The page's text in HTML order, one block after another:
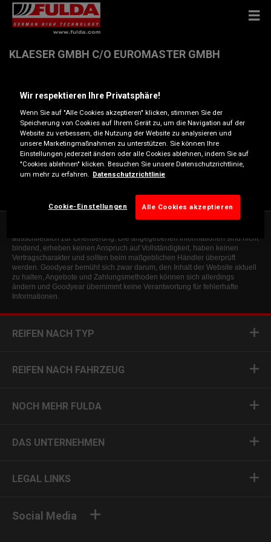
KLAESER GMBH C/O EUROMASTER GMBH
Willy-Brandt-Ring 10 , 49808 LINGEN
Anfahrtsbeschreibung
Telefonnummer anzeigen
ausschließlich zur Orientierung. Die angegebenen Informationen sind nicht
bindend, erheben keinen Anspruch auf Vollständigkeit, haben keinen
Vertragscharakter und sollten beim maßgeblichen Händler überprüft
werden. Goodyear bemüht sich zwar darum, den Inhalt der Website aktuell
zu halten, Angebote und Zahlungsmethoden können sich allerdings
ändern und Goodyear übernimmt keine Verantwortung für fehlerhafte
Informationen.
REIFEN NACH TYP
REIFEN NACH FAHRZEUG
NOCH MEHR FULDA
DAS UNTERNEHMEN
Social Media
LEGAL LINKS
Wir respektieren Ihre Privatsphäre!
Wenn Sie auf "Alle Cookies akzeptieren" klicken, stimmen Sie der
Speicherung von Cookies auf Ihrem Gerät zu, um die Navigation auf der
Website zu verbessern, die Nutzung der Website zu analysieren und
unsere Marketingmaßnahmen zu unterstützen. Sie können Ihre
Einstellungen jederzeit ändern oder alle Cookies ablehnen, indem Sie auf
"Cookies ablehnen" klicken. Besuchen Sie unsere Datenschutzrichtlinie,
um mehr zu erfahren.
Datenschutzrichtlinie
Cookie-Einstellungen Alle Cookies akzeptieren